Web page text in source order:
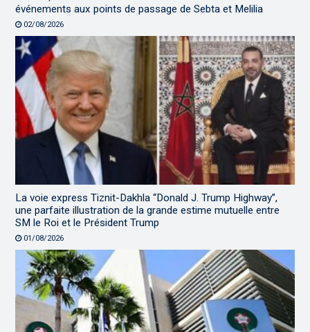
événements aux points de passage de Sebta et Melilia
02/08/2026
La voie express Tiznit-Dakhla “Donald J. Trump Highway”,
une parfaite illustration de la grande estime mutuelle entre
SM le Roi et le Président Trump
01/08/2026